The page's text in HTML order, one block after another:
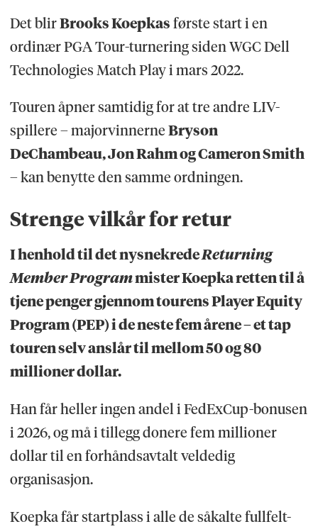
PGA Tour har opprettet et «Returning
Member Program» for tidligere spillere
som har vunnet en major eller The
2025.
Tre andre LIV-spillere er også kvalifisert
for ordningen: Bryson DeChambeau,
Det blirBrooks Koepkas første start i en
ordinær PGA Tour-turnering siden WGC Dell
Technologies Match Play i mars 2022.
Touren åpner samtidig for at tre andre LIV-
spillere – majorvinnerne Bryson
DeChambeau, Jon Rahm og Cameron Smith
– kan benytte den samme ordningen.
Strenge vilkår for retur
I henhold til det nysnekredeReturning
Member Programmister Koepka retten til å
tjene penger gjennom tourens Player Equity
Program (PEP) i de neste fem årene – et tap
touren selv anslår til mellom 50 og 80
millioner dollar.
Han får heller ingen andel i FedExCup-bonusen
i 2026, og må i tillegg donere fem millioner
dollar til en forhåndsavtalt veldedig
organisasjon.
Koepka får startplass i alle de såkalte fullfelt-